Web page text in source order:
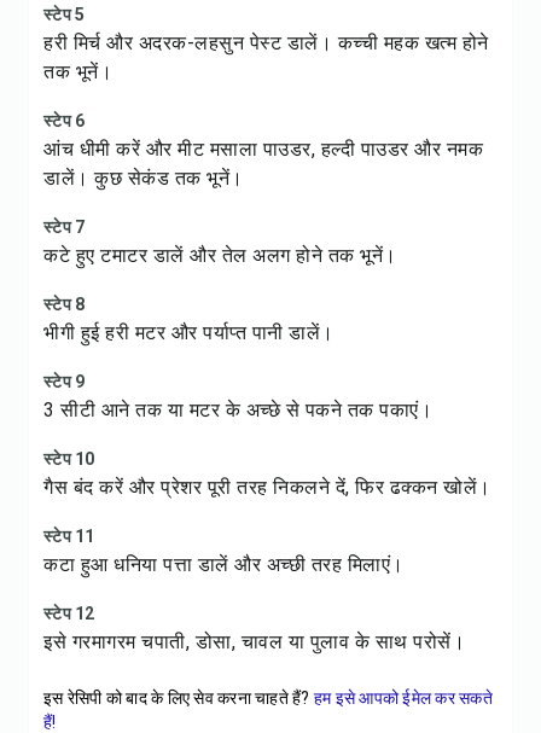
स्टेप 5
हरी मिर्च और अदरक-लहसुन पेस्ट डालें। कच्ची महक खत्म होने
तक भूनें।
स्टेप 6
आंच धीमी करें और मीट मसाला पाउडर, हल्दी पाउडर और नमक
डालें। कुछ सेकंड तक भूनें।
स्टेप 7
कटे हुए टमाटर डालें और तेल अलग होने तक भूनें।
स्टेप 8
भीगी हुई हरी मटर और पर्याप्त पानी डालें।
स्टेप 9
3 सीटी आने तक या मटर के अच्छे से पकने तक पकाएं।
स्टेप 10
गैस बंद करें और प्रेशर पूरी तरह निकलने दें, फिर ढक्कन खोलें।
स्टेप 11
कटा हुआ धनिया पत्ता डालें और अच्छी तरह मिलाएं।
स्टेप 12
इसे गरमागरम चपाती, डोसा, चावल या पुलाव के साथ परोसें।
इस रेसिपी को बाद के लिए सेव करना चाहते हैं? हम इसे आपको ईमेल कर सकते
हैं!